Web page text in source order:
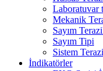
Laboratuvar
Mekanik
Sayım
Sayım Tipi
Sistem
İndikatörler